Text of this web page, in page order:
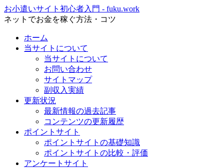
お小遣いサイト初心者入門 - fuku.work
ネットでお金を稼ぐ方法・コツ
ホーム
当サイトについて
当サイトについて
お問い合わせ
サイトマップ
副収入実績
更新状況
最新情報の過去記事
コンテンツの更新履歴
ポイントサイト
ポイントサイトの基礎知識
ポイントサイトの比較・評価
アンケートサイト